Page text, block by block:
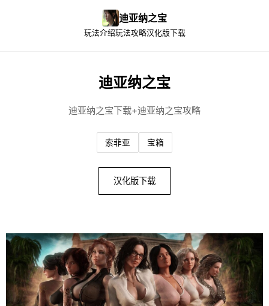
迪亚纳之宝
玩法介绍玩法攻略汉化版下载
迪亚纳之宝
迪亚纳之宝下载+迪亚纳之宝攻略
索菲亚 宝箱
汉化版下载